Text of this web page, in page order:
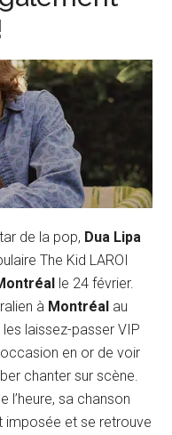
de la pop, Dua Lipa
The Kid LAROI
le 24 février.
à Montréal au
laissez-passer VIP
en or de voir
chanter sur scène.
l’heure, sa chanson
imposée et se retrouve